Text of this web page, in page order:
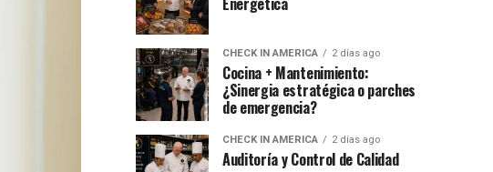
CHECK IN AMERICA 2 días ago
Cocina + Mantenimiento:
¿Sinergia estratégica o parches
de emergencia?
CHECK IN AMERICA 2 días ago
Auditoría y Control de Calidad